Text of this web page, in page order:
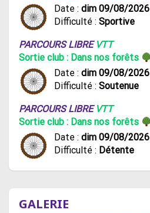
Date : dim 09/08/2026
Difficulté : Sportive
PARCOURS LIBRE VTT
Sortie club : Dans nos forêts
Date : dim 09/08/2026
Difficulté : Soutenue
PARCOURS LIBRE VTT
Sortie club : Dans nos forêts
Date : dim 09/08/2026
Difficulté : Détente
GALERIE